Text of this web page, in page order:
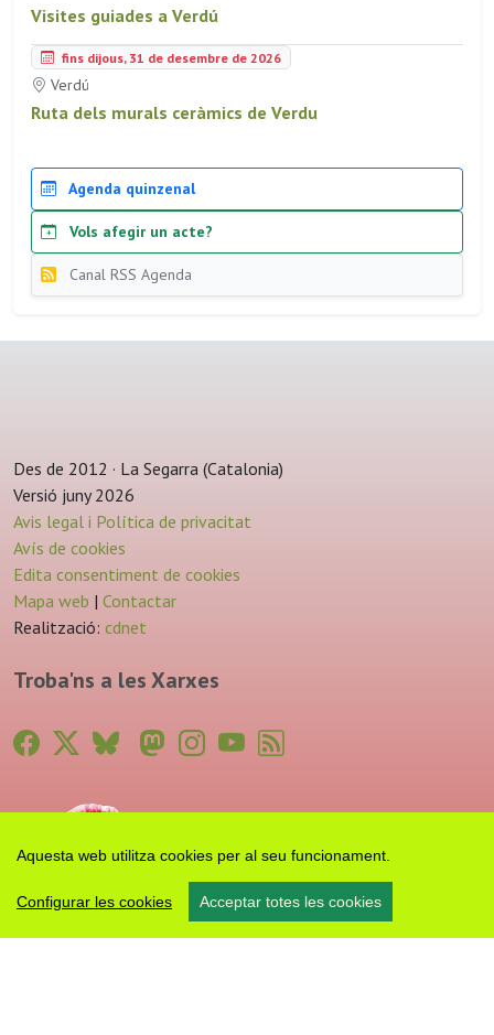
Aquesta web utilitza cookies per al seu funcionament.
Configurar les cookies Acceptar totes les cookies
Visites guiades a Verdú
fins dijous, 31 de desembre de 2026
Verdú
Ruta dels murals ceràmics de Verdu
Agenda quinzenal
Vols afegir un acte?
Canal RSS Agenda
Des de 2012 · La Segarra (Catalonia)
Versió juny 2026
Avis legal i Política de privacitat
Avís de cookies
Edita consentiment de cookies
Mapa web | Contactar
Realització: cdnet
Troba'ns a les Xarxes